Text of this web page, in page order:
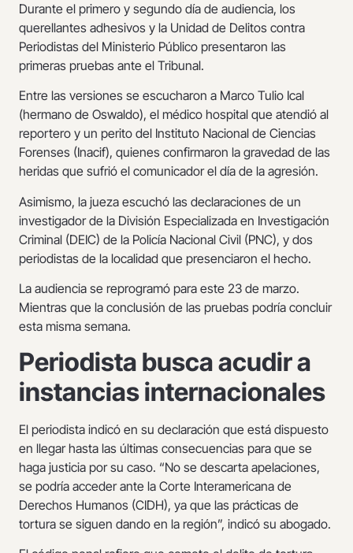
Durante el primero y segundo día de audiencia, los
querellantes adhesivos y la Unidad de Delitos contra
Periodistas del Ministerio Público presentaron las
primeras pruebas ante el Tribunal.
Entre las versiones se escucharon a Marco Tulio Ical
(hermano de Oswaldo), el médico hospital que atendió al
reportero y un perito del Instituto Nacional de Ciencias
Forenses (Inacif), quienes confirmaron la gravedad de las
heridas que sufrió el comunicador el día de la agresión.
Asimismo, la jueza escuchó las declaraciones de un
investigador de la División Especializada en Investigación
Criminal (DEIC) de la Policía Nacional Civil (PNC), y dos
periodistas de la localidad que presenciaron el hecho.
La audiencia se reprogramó para este 23 de marzo.
Mientras que la conclusión de las pruebas podría concluir
esta misma semana.
Periodista busca acudir a
instancias internacionales
El periodista indicó en su declaración que está dispuesto
en llegar hasta las últimas consecuencias para que se
haga justicia por su caso. “No se descarta apelaciones,
se podría acceder ante la Corte Interamericana de
Derechos Humanos (CIDH), ya que las prácticas de
tortura se siguen dando en la región”, indicó su abogado.